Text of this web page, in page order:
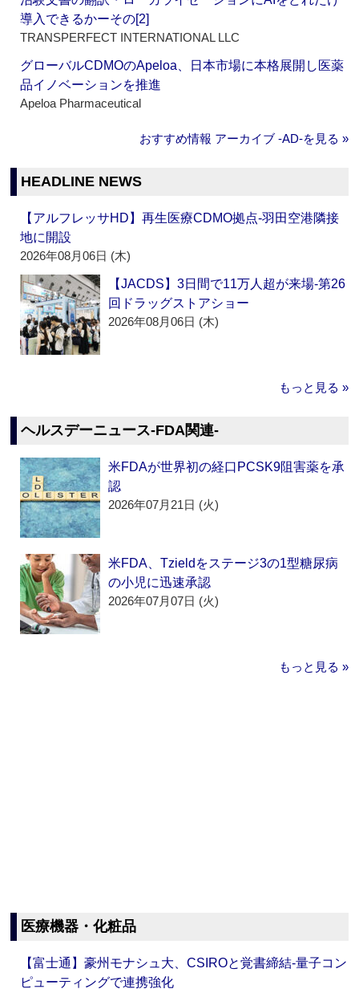
導入できるかーその[2]
TRANSPERFECT INTERNATIONAL LLC
グローバルCDMOのApeloa、日本市場に本格展開し医薬
品イノベーションを推進
Apeloa Pharmaceutical
おすすめ情報 アーカイブ ‐AD‐を見る »
HEADLINE NEWS
【アルフレッサHD】再生医療CDMO拠点‐羽田空港隣接
地に開設
2026年08月06日 (木)
【JACDS】3日間で11万人超が来場‐第26
回ドラッグストアショー
2026年08月06日 (木)
もっと見る »
ヘルスデーニュース‐FDA関連‐
米FDAが世界初の経口PCSK9阻害薬を承
認
2026年07月21日 (火)
米FDA、Tzieldをステージ3の1型糖尿病
の小児に迅速承認
2026年07月07日 (火)
もっと見る »
医療機器・化粧品
【富士通】豪州モナシュ大、CSIROと覚書締結‐量子コン
ピューティングで連携強化